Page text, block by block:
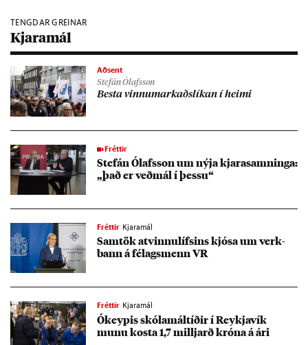
TENGDAR GREINAR
Kjaramál
Aðsent
Stefán Ólafsson
Besta vinnu­mark­aðs­lík­an í heimi
Fréttir
Stefán Ólafs­son um nýja kjara­samn­inga:
„það er veð­mál í þessu“
Fréttir Kjaramál
Sam­tök at­vinnu­lífs­ins kjósa um verk­
bann á fé­lags­menn VR
Fréttir Kjaramál
Ókeyp­is skóla­mál­tíð­ir í Reykja­vík
munu kosta 1,7 millj­arð króna á ári